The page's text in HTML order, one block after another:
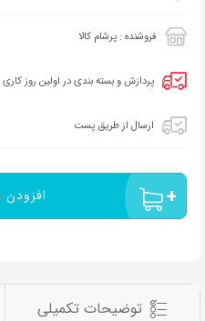
فروشنده : پرشام کالا
پردازش و بسته بندی در اولین روز کاری
ارسال از طریق پست
توضیحات تکمیلی